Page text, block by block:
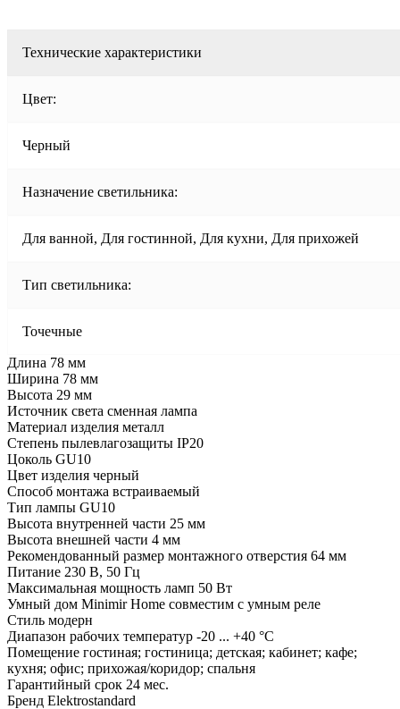
Технические характеристики
Цвет:
Черный
Назначение светильника:
Для ванной, Для гостинной, Для кухни, Для прихожей
Тип светильника:
Точечные
Длина 78 мм
Ширина 78 мм
Высота 29 мм
Источник света сменная лампа
Материал изделия металл
Степень пылевлагозащиты IP20
Цоколь GU10
Цвет изделия черный
Способ монтажа встраиваемый
Тип лампы GU10
Высота внутренней части 25 мм
Высота внешней части 4 мм
Рекомендованный размер монтажного отверстия 64 мм
Питание 230 В, 50 Гц
Максимальная мощность ламп 50 Вт
Умный дом Minimir Home совместим с умным реле
Стиль модерн
Диапазон рабочих температур -20 ... +40 °C
Помещение гостиная; гостиница; детская; кабинет; кафе;
кухня; офис; прихожая/коридор; спальня
Гарантийный срок 24 мес.
Бренд Elektrostandard